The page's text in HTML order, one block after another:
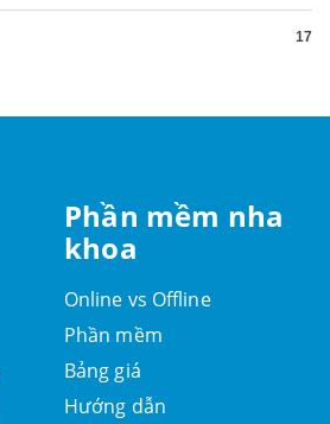
17
Phần mềm nha
khoa
Online vs Offline
Phần mềm
Bảng giá
Hướng dẫn